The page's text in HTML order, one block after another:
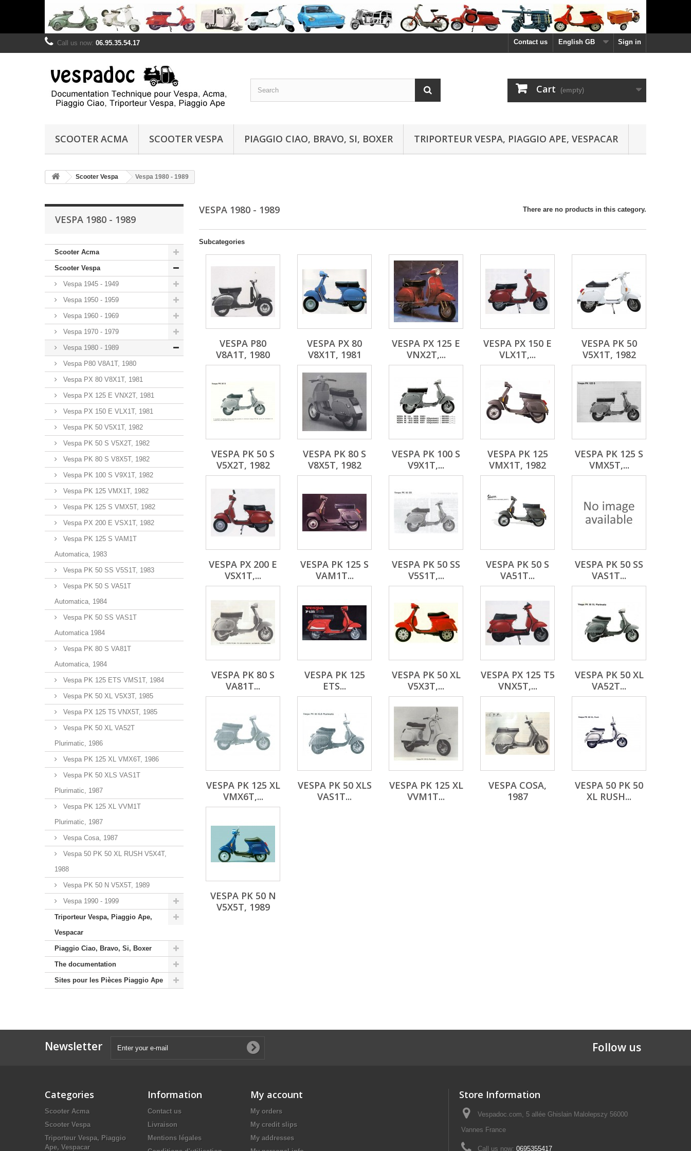
Sign in
English GB
Contact us
Call us now: 06.95.35.54.17
Cart (empty)
SCOOTER ACMA SCOOTER VESPA PIAGGIO CIAO, BRAVO, SI, BOXER TRIPORTEUR VESPA, PIAGGIO APE, VESPACAR
Scooter Vespa Vespa 1980 - 1989
VESPA 1980 - 1989
Scooter Acma
Scooter Vespa
Vespa 1945 - 1949
Vespa 1950 - 1959
Vespa 1960 - 1969
Vespa 1970 - 1979
Vespa 1980 - 1989
Vespa P80 V8A1T, 1980
Vespa PX 80 V8X1T, 1981
Vespa PX 125 E VNX2T, 1981
Vespa PX 150 E VLX1T, 1981
Vespa PK 50 V5X1T, 1982
Vespa PK 50 S V5X2T, 1982
Vespa PK 80 S V8X5T, 1982
Vespa PK 100 S V9X1T, 1982
Vespa PK 125 VMX1T, 1982
Vespa PK 125 S VMX5T, 1982
Vespa PX 200 E VSX1T, 1982
Vespa PK 125 S VAM1T
Automatica, 1983
Vespa PK 50 SS V5S1T, 1983
Vespa PK 50 S VA51T
Automatica, 1984
Vespa PK 50 SS VAS1T
Automatica 1984
Vespa PK 80 S VA81T
Automatica, 1984
Vespa PK 125 ETS VMS1T, 1984
Vespa PK 50 XL V5X3T, 1985
Vespa PX 125 T5 VNX5T, 1985
Vespa PK 50 XL VA52T
Plurimatic, 1986
Vespa PK 125 XL VMX6T, 1986
Vespa PK 50 XLS VAS1T
Plurimatic, 1987
Vespa PK 125 XL VVM1T
Plurimatic, 1987
Vespa Cosa, 1987
Vespa 50 PK 50 XL RUSH V5X4T,
1988
Vespa PK 50 N V5X5T, 1989
Vespa 1990 - 1999
Triporteur Vespa, Piaggio Ape,
Vespacar
Piaggio Ciao, Bravo, Si, Boxer
The documentation
Sites pour les Pièces Piaggio Ape
VESPA 1980 - 1989 There are no products in this category.
Subcategories
VESPA P80
V8A1T, 1980
VESPA PX 80
V8X1T, 1981
VESPA PX 125 E
VNX2T,...
VESPA PX 150 E
VLX1T,...
VESPA PK 50
V5X1T, 1982
VESPA PK 50 S
V5X2T, 1982
VESPA PK 80 S
V8X5T, 1982
VESPA PK 100 S
V9X1T,...
VESPA PK 125
VMX1T, 1982
VESPA PK 125 S
VMX5T,...
VESPA PX 200 E
VSX1T,...
VESPA PK 125 S
VAM1T...
VESPA PK 50 SS
V5S1T,...
VESPA PK 50 S
VA51T...
VESPA PK 50 SS
VAS1T...
VESPA PK 80 S
VA81T...
VESPA PK 125
ETS...
VESPA PK 50 XL
V5X3T,...
VESPA PX 125 T5
VNX5T,...
VESPA PK 50 XL
VA52T...
VESPA PK 125 XL
VMX6T,...
VESPA PK 50 XLS
VAS1T...
VESPA PK 125 XL
VVM1T...
VESPA COSA,
1987
VESPA 50 PK 50
XL RUSH...
VESPA PK 50 N
V5X5T, 1989
Newsletter Follow us
Categories
Scooter Acma
Scooter Vespa
Triporteur Vespa, Piaggio
Ape, Vespacar
Information
Contact us
Livraison
Mentions légales
My account
My orders
My credit slips
My addresses
Store Information
Vespadoc.com, 5 allée Ghislain Malolepszy 56000
Vannes France
Call us now: 0695355417